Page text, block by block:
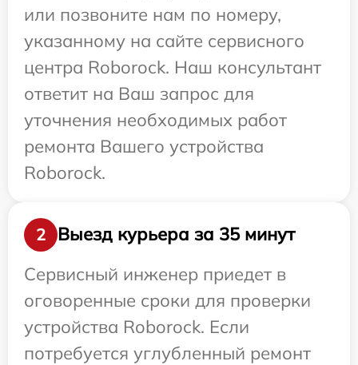
или позвоните нам по номеру,
указанному на сайте сервисного
центра Roborock. Наш консультант
ответит на Ваш запрос для
уточнения необходимых работ
ремонта Вашего устройства
Roborock.
2
Выезд курьера за 35 минут
Сервисный инженер приедет в
оговоренные сроки для проверки
устройства Roborock. Если
потребуется углубленный ремонт